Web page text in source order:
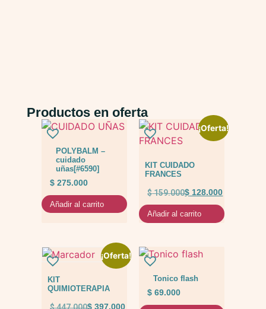
Productos en oferta
POLYBALM –
cuidado
uñas[#6590]
$ 275.000
Añadir al carrito
¡Oferta!
KIT CUIDADO
FRANCES
$159.000$ 128.000
Añadir al carrito
¡Oferta!
KIT
QUIMIOTERAPIA
$447.000$ 397.000
Tonico flash
$ 69.000